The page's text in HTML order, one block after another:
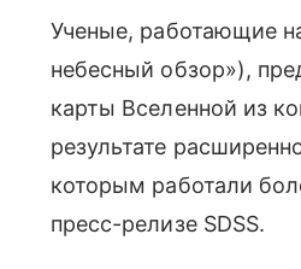
Ученые, работающие
небесный обзор»),
карты Вселенной из
результате
которым работали
пресс-релизе SDSS.